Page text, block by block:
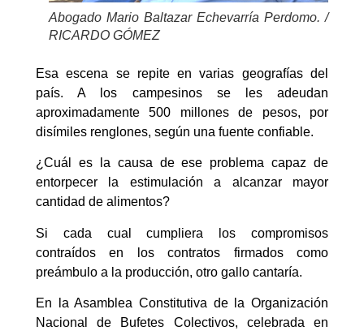
Abogado Mario Baltazar Echevarría Perdomo. /
RICARDO GÓMEZ
Esa escena se repite en varias geografías del
país. A los campesinos se les adeudan
aproximadamente 500 millones de pesos, por
disímiles renglones, según una fuente confiable.
¿Cuál es la causa de ese problema capaz de
entorpecer la estimulación a alcanzar mayor
cantidad de alimentos?
Si cada cual cumpliera los compromisos
contraídos en los contratos firmados como
preámbulo a la producción, otro gallo cantaría.
En la Asamblea Constitutiva de la Organización
Nacional de Bufetes Colectivos, celebrada en